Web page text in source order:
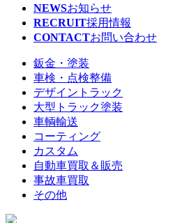
NEWSお知らせ
RECRUIT採用情報
CONTACTお問い合わせ
鈑金・塗装
車検・点検整備
デザイントラック
大型トラック塗装
車輌輸送
コーティング
カスタム
自動車買取＆販売
事故車買取
その他